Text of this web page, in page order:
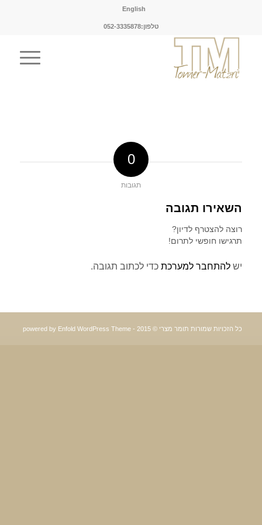
English
טלפון:052-3335878
0
תגובות
השאירו תגובה
רוצה להצטרף לדיון?
תרגישו חופשי לתרום!
יש להתחבר למערכתכדי לכתוב תגובה.
כל הזכויות שמורות תומר מצרי © 2015 - powered by Enfold WordPress Theme